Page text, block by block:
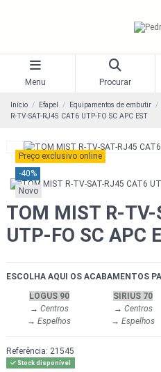
Menu Procurar
Início Efapel Equipamentos de embutir
R-TV-SAT-RJ45 CAT6 UTP-FO SC APC EST
Preço exclusivo online
-40%
Novo
TOM MIST R-TV-
UTP-FO SC APC
ESCOLHA AQUI OS ACABAMENTOS
LOGUS 90
SIRIUS 70
→ Centros → Centros
→ Espelhos → Espelhos
Referência: 21545
Stock disponível